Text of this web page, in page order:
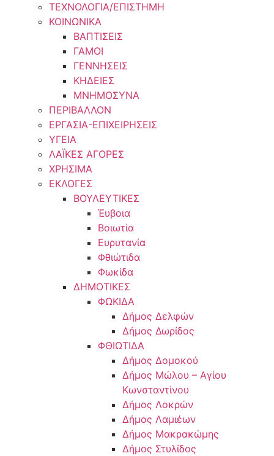
ΤΕΧΝΟΛΟΓΙΑ/ΕΠΙΣΤΗΜΗ
ΚΟΙΝΩΝΙΚΑ
ΒΑΠΤΙΣΕΙΣ
ΓΑΜΟΙ
ΓΕΝΝΗΣΕΙΣ
ΚΗΔΕΙΕΣ
ΜΝΗΜΟΣΥΝΑ
ΠΕΡΙΒΑΛΛΟΝ
ΕΡΓΑΣΙΑ-ΕΠΙΧΕΙΡΗΣΕΙΣ
ΥΓΕΙΑ
ΛΑΪΚΕΣ ΑΓΟΡΕΣ
ΧΡΗΣΙΜΑ
ΕΚΛΟΓΕΣ
ΒΟΥΛΕΥΤΙΚΕΣ
Έυβοια
Βοιωτία
Ευρυτανία
Φθιώτιδα
Φωκίδα
ΔΗΜΟΤΙΚΕΣ
ΦΩΚΙΔΑ
Δήμος Δελφών
Δήμος Δωρίδος
ΦΘΙΩΤΙΔΑ
Δήμος Δομοκού
Δήμος Μώλου – Αγίου
Κωνσταντίνου
Δήμος Λοκρών
Δήμος Λαμιέων
Δήμος Μακρακώμης
Δήμος Στυλίδος